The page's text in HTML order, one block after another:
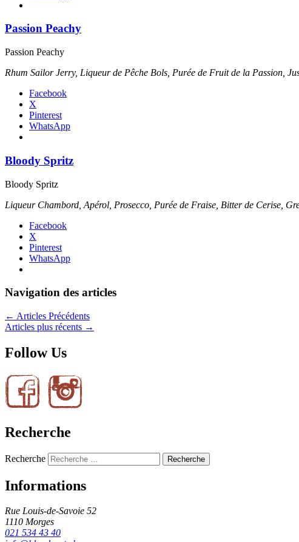
Passion Peachy
Passion Peachy
Rhum Sailor Jerry, Liqueur de Pêche Bols, Purée de Fruit de la Passion,
Facebook
X
Pinterest
WhatsApp
Bloody Spritz
Bloody Spritz
Liqueur Chambord, Apérol, Prosecco, Purée de Fraise, Bitter de Cerise,
Facebook
X
Pinterest
WhatsApp
Navigation des articles
← Articles Précédents
Articles plus récents →
Follow Us
Recherche
Recherche
Informations
Rue Louis-de-Savoie 52
1110 Morges
021 534 43 40